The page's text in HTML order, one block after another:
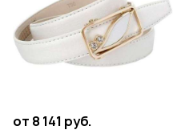
от 8 141 руб.